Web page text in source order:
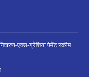
एक्स-ग्रेशिया पेमेंट स्कीम